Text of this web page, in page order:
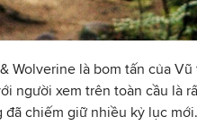
Wolverine là bom tấn của
người xem trên toàn cầu là
đã chiếm giữ nhiều kỷ lục mới.